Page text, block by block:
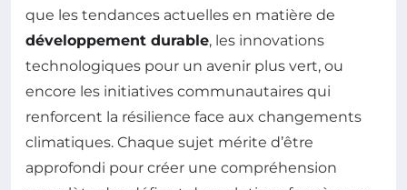
que les tendances actuelles en matière de
développement durable, les innovations
technologiques pour un avenir plus vert, ou
encore les initiatives communautaires qui
renforcent la résilience face aux changements
climatiques. Chaque sujet mérite d’être
approfondi pour créer une compréhension